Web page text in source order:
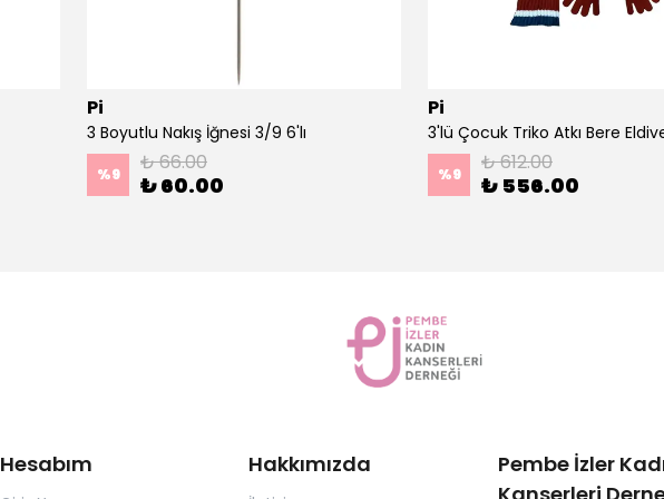
Pi
3 Boyutlu Nakış İğnesi 3/9 6'lı
%9 ₺ 66.00
₺ 60.00
Pi
%9 ₺ 612.00
₺ 556.00
Hesabım Hakkımızda
Pembe İzler